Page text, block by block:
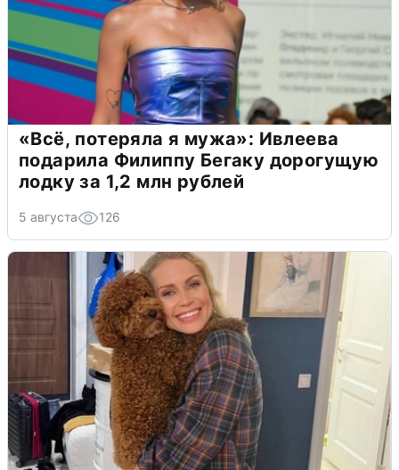
«Всё, потеряла я мужа»: Ивлеева
подарила Филиппу Бегаку дорогущую
лодку за 1,2 млн рублей
5 августа 126